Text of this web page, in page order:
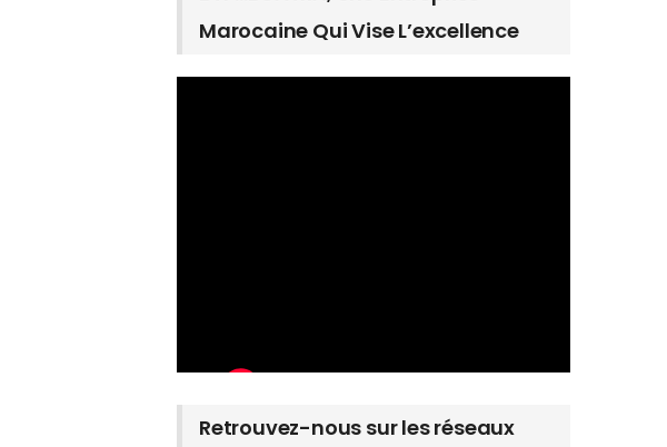
Marocaine Qui Vise L’excellence
Retrouvez-nous sur les réseaux